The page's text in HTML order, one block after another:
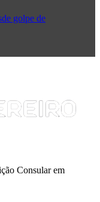
golpe de
Consular em